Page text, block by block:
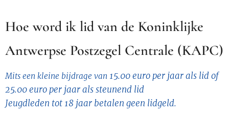
Hoe word ik lid van de Koninklijke
Antwerpse Postzegel Centrale (KAPC)
Mits een kleine bijdrage van 15.00 euro per jaar als lid of
25.00 euro per jaar als steunend lid
Jeugdleden tot 18 jaar betalen geen lidgeld.